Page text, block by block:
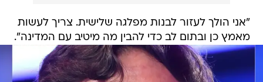
"אני הולך לעזור לבנות מפלגה שלישית. צריך לעשות
מאמץ כן ובתום לב כדי להבין מה מיטיב עם המדינה".